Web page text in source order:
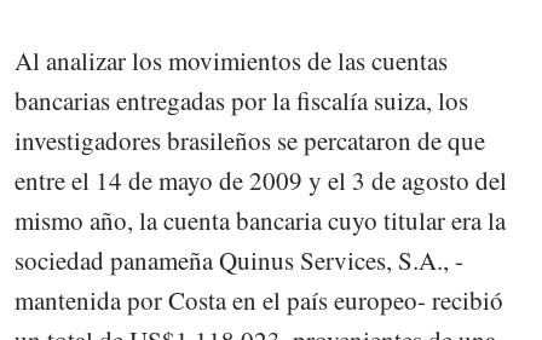
Al analizar los movimientos de las cuentas
bancarias entregadas por la fiscalía suiza, los
investigadores brasileños se percataron de que
entre el 14 de mayo de 2009 y el 3 de agosto del
mismo año, la cuenta bancaria cuyo titular era la
sociedad panameña Quinus Services, S.A., -
mantenida por Costa en el país europeo- recibió